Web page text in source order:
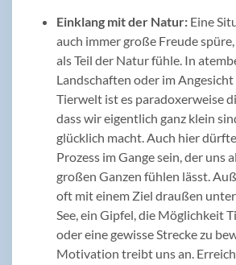
Einklang mit der Natur: Eine
auch immer große Freude
als Teil der Natur fühle. In
Landschaften oder im
Tierwelt ist es paradoxerweise
dass wir eigentlich ganz klein
glücklich macht. Auch hier
Prozess im Gange sein, der uns
großen Ganzen fühlen lässt.
oft mit einem Ziel draußen
See, ein Gipfel, die Möglichkeit
oder eine gewisse Strecke zu
Motivation treibt uns an.